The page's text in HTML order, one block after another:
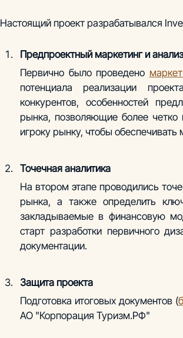
Настоящий проект разрабатывался
Предпроектный маркетинг и
Первично было проведено
потенциала реализации
конкурентов, особенностей
рынка, позволяющие более
игроку рынку, чтобы
Точечная аналитика
На втором этапе проводились
рынка, а также определить
закладываемые в финансовую
старт разработки первичного
документации.
Защита проекта
Подготовка итоговых документов (
АО "Корпорация Туризм.РФ"